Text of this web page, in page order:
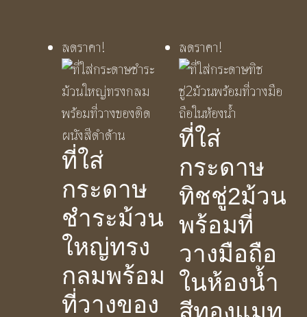
ลดราคา!
ที่ใส่
กระดาษ
ชำระม้วน
ใหญ่ทรง
กลมพร้อม
ที่วางของ
ลดราคา!
ที่ใส่
กระดาษ
ทิชชู่2ม้วน
พร้อมที่
วางมือถือ
ในห้องน้ำ
สีทองแมท